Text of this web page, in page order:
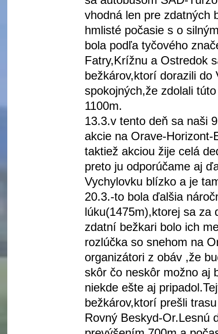
vhodná len pre zdatných
hmlisté počasie s o
bola podľa tyčového
Fatry,Krížnu a Ostredok
bežkárov,ktorí dorazili do
spokojných,že zdolali
1100m.
13.3.v tento deň sa naši
akcie na Orave-
taktiež akciou žije celá
preto ju odporúčame aj
Vychylovku blízko a je
20.3.-to bola ďalšia
lúku(1475m),ktorej sa za
zdatní bežkari bolo ich
rozlúčka so snehom na
organizátori z obáv ,že
skôr čo neskôr možno aj
niekde ešte aj
bežkárov,ktorí prešli
Rovný Beskyd-Or.Lesnú